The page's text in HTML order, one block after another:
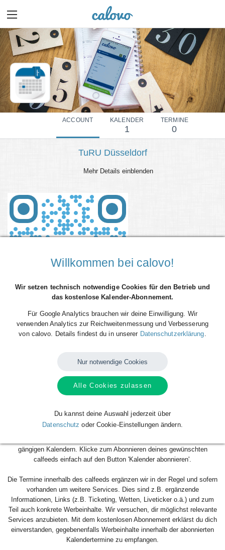
ACCOUNT KALENDER
1
TERMINE
0
TuRU Düsseldorf
Mehr Details einblenden
Du willst alle Spieltermine von TuRU Düsseldorf direkt als Terminserie -
oder Desktop-PC integrieren? Kein Problem mit den kostenlosen
Das Beste daran: sobald neue Spieltermine angelegt oder geändert
dem kostenlosen Abonnieren nie wieder etwas tun. Alle Termine einzeln
und mühsam einzutragen gehört also der Vergangenheit an. Los geht´s!
gängigen Kalendern. Klicke zum Abonnieren deines gewünschten
calfeeds einfach auf den Button 'Kalender abonnieren'.
Die Termine innerhalb des calfeeds ergänzen wir in der Regel und sofern
vorhanden um weitere Services. Dies sind z.B. ergänzende
Informationen, Links (z.B. Ticketing, Wetten, Liveticker o.ä.) und zum
Teil auch konkrete Werbeinhalte. Wir versuchen, dir möglichst relevante
Services anzubieten. Mit dem kostenlosen Abonnement erklärst du dich
einverstanden, gegebenenfalls Werbeinhalte innerhalb der abonnierten
Kalendertermine zu empfangen.
Willkommen bei calovo!
Wir setzen technisch notwendige Cookies für den Betrieb und
das kostenlose Kalender-Abonnement.
Für Google Analytics brauchen wir deine Einwilligung. Wir
verwenden Analytics zur Reichweitenmessung und Verbesserung
von calovo. Details findest du in unserer Datenschutzerklärung.
Nur notwendige Cookies
Alle Cookies zulassen
Du kannst deine Auswahl jederzeit über
Datenschutz oder Cookie-Einstellungen ändern.